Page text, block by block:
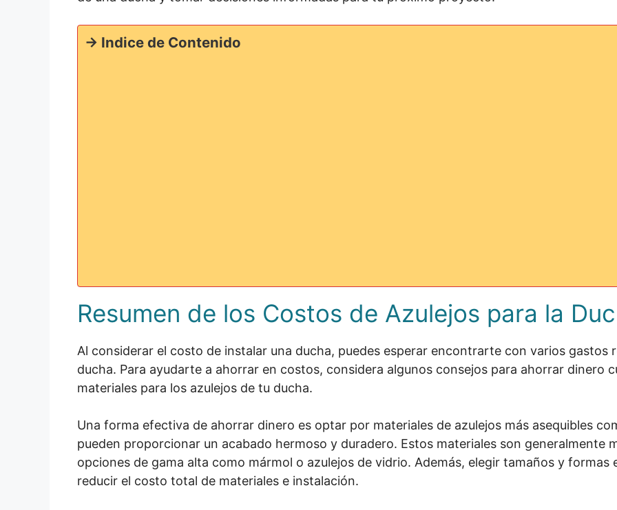
-> Indice de Contenido
Resumen de los Costos de Azulejos para la
Al considerar el costo de instalar una ducha, puedes esperar encontrarte con varios gastos
ducha. Para ayudarte a ahorrar en costos, considera algunos consejos para ahorrar dinero
materiales para los azulejos de tu ducha.
Una forma efectiva de ahorrar dinero es optar por materiales de azulejos más asequibles
pueden proporcionar un acabado hermoso y duradero. Estos materiales son generalmente
opciones de gama alta como mármol o azulejos de vidrio. Además, elegir tamaños y formas
reducir el costo total de materiales e instalación.